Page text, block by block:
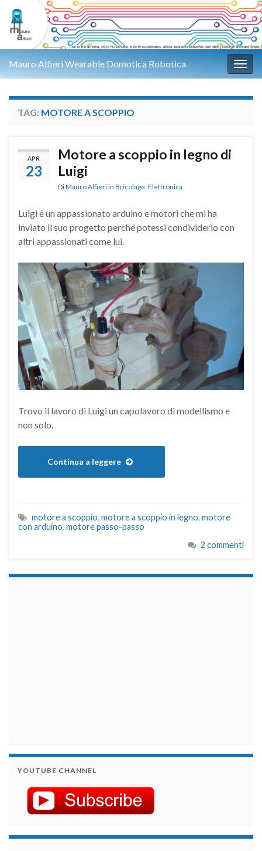
Mauro Alfieri Wearable Domotica Robotica
TAG: MOTORE A SCOPPIO
APR
23
Motore a scoppio in legno di
Luigi
DiMauro Alfieri in Bricolage, Elettronica
Luigi è un appassionato arduino e motori che mi ha
inviato il suo progetto perché potessi condividerlo con
altri appassionati come lui.
Trovo il lavoro di Luigi un capolavoro di modellismo e
non solo.
Continua a leggere
motore a scoppio, motore a scoppio in legno, motore
con arduino, motore passo-passo
2 commenti
YOUTUBE CHANNEL